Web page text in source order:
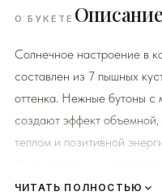
О БУКЕТЕ
Солнечное настроение в
составлен из 7 пышных
оттенка. Нежные бутоны с
создают эффект
теплом и позитивной
новых начинаний. Такой
ЧИТАТЬ ПОЛНОСТЬЮ